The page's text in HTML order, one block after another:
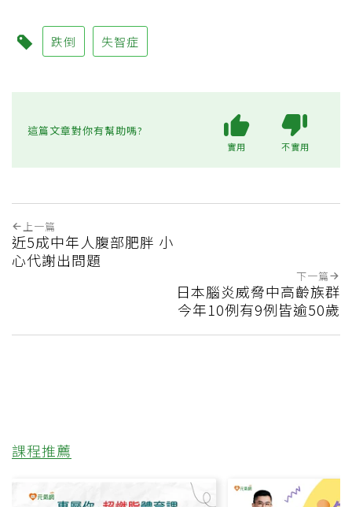
跌倒 失智症
這篇文章對你有幫助嗎?
實用 不實用
上一篇
近5成中年人腹部肥胖 小
心代謝出問題
下一篇
日本腦炎威脅中高齡族群
今年10例有9例皆逾50歲
課程推薦